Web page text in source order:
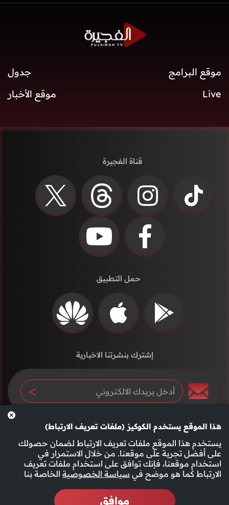
هذا الموقع يستخدم الكوكيز (ملفات تعريف الارتباط)
يستخدم هذا الموقع ملفات تعريف الارتباط لضمان حصولك
على أفضل تجربة على موقعنا. من خلال الاستمرار في
استخدام موقعنا، فإنك توافق على استخدام ملفات تعريف
الارتباط كما هو موضح في سياسة الخصوصية الخاصة بنا
موافق
موقع البرامج
جدول
Live
موقع الأخبار
قناة الفجيرة
حمل التطبيق
إشترك بنشرتنا الاخبارية
سياسة الخصوصية الأحكام والشروط